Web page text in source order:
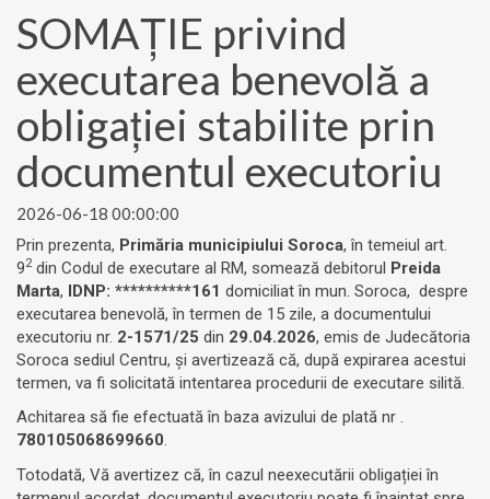
SOMAȚIE privind
executarea benevolă a
obligației stabilite prin
documentul executoriu
2026-06-18 00:00:00
Prin prezenta, Primăria municipiului Soroca, în temeiul art.
92din Codul de executare al RM, somează debitorul Preida
Marta, IDNP: **********161 domiciliat în mun. Soroca, despre
executarea benevolă, în termen de 15 zile, a documentului
executoriu nr. 2-1571/25 din 29.04.2026, emis de Judecătoria
Soroca sediul Centru, și avertizează că, după expirarea acestui
termen, va fi solicitată intentarea procedurii de executare silită.
Achitarea să fie efectuată în baza avizului de plată nr .
780105068699660.
Totodată, Vă avertizez că, în cazul neexecutării obligației în